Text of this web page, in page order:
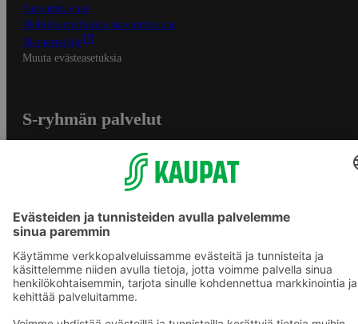
Saavutettavuus
Mobiilisovelluksen saavutettavuus
Mainostajalle
Muuta evästeasetuksia
S-ryhmän palvelut
S-ostoslista -sovellus
Prisma.fi
Sokos.fi
S-Pankki
Yhteishyvä
Sokos Hotels